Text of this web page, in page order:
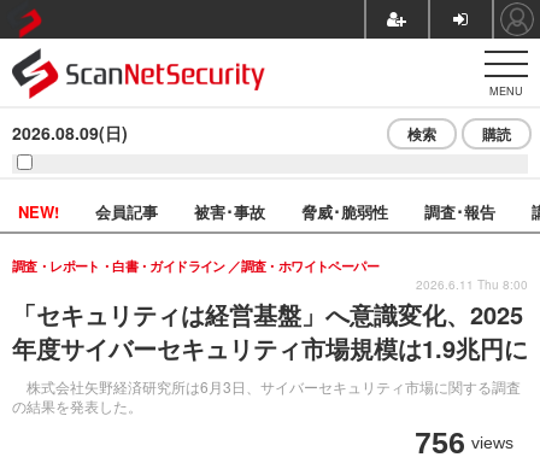
MENU
2026.08.09(日) 検索 購読
NEW! 会員記事 被害･事故 脅威･脆弱性 調査･報告
「セキュリティは経営基盤」へ意識変化、2025
年度サイバーセキュリティ市場規模は1.9兆円に
株式会社矢野経済研究所は6月3日、サイバーセキュリティ市場に関する調査
の結果を発表した。
調査・レポート・白書・ガイドライン 調査・ホワイトペーパー
756 views
2026.6.11 Thu 8:00